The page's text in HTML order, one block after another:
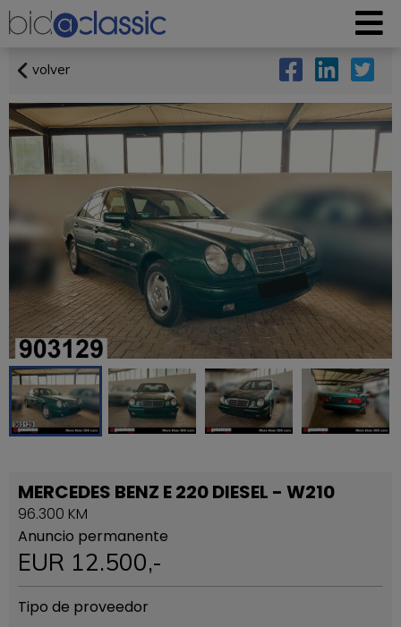
volver
MERCEDES BENZ E 220 DIESEL - W210
96.300 KM
Anuncio permanente
EUR 12.500,-
Tipo de proveedor